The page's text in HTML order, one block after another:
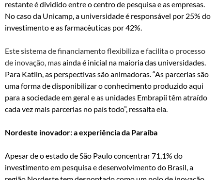
restante é dividido entre o centro de pesquisa e as empresas.
No caso da Unicamp, a universidade é responsável por 25% do
investimento e as farmacêuticas por 42%.
Este sistema de financiamento flexibiliza e facilita o processo
de inovação, masainda é inicial na maioria das universidades.
Para Katlin, as perspectivas são animadoras. “As parcerias são
uma forma de disponibilizar o conhecimento produzido aqui
para a sociedade em geral e as unidades Embrapii têm atraído
cada vez mais parcerias no país todo”, ressalta ela.
Nordeste inovador: a experiência da Paraíba
Apesar de o estado de São Paulo concentrar 71,1% do
investimento em pesquisa e desenvolvimento do Brasil, a